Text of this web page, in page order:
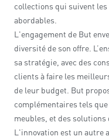
collections qui suivent
abordables.
L'engagement de But
diversité de son offre.
sa stratégie, avec des
clients à faire les
de leur budget. But
complémentaires tels
meubles, et des solutions
L'innovation est un autre